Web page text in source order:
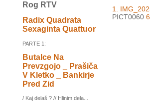
Rog RTV
Radix Quadrata
Sexaginta Quattuor
PARTE 1:
Butalce Na
Prevzgojo _ Prašiča
V Kletko _ Bankirje
Pred Zid
/ Kaj delaš ? // Hlinim dela...
1.
PICT0060